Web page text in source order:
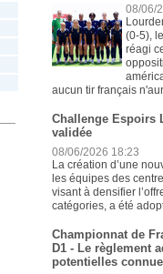
08/06/
(0-5),
réagi
aucun tir français
Challenge Espoirs
validée
08/06/2026 18:23
La création d’une
les équipes des
visant à densifier
catégories, a été
Championnat de
D1 - Le règlement
potentielles